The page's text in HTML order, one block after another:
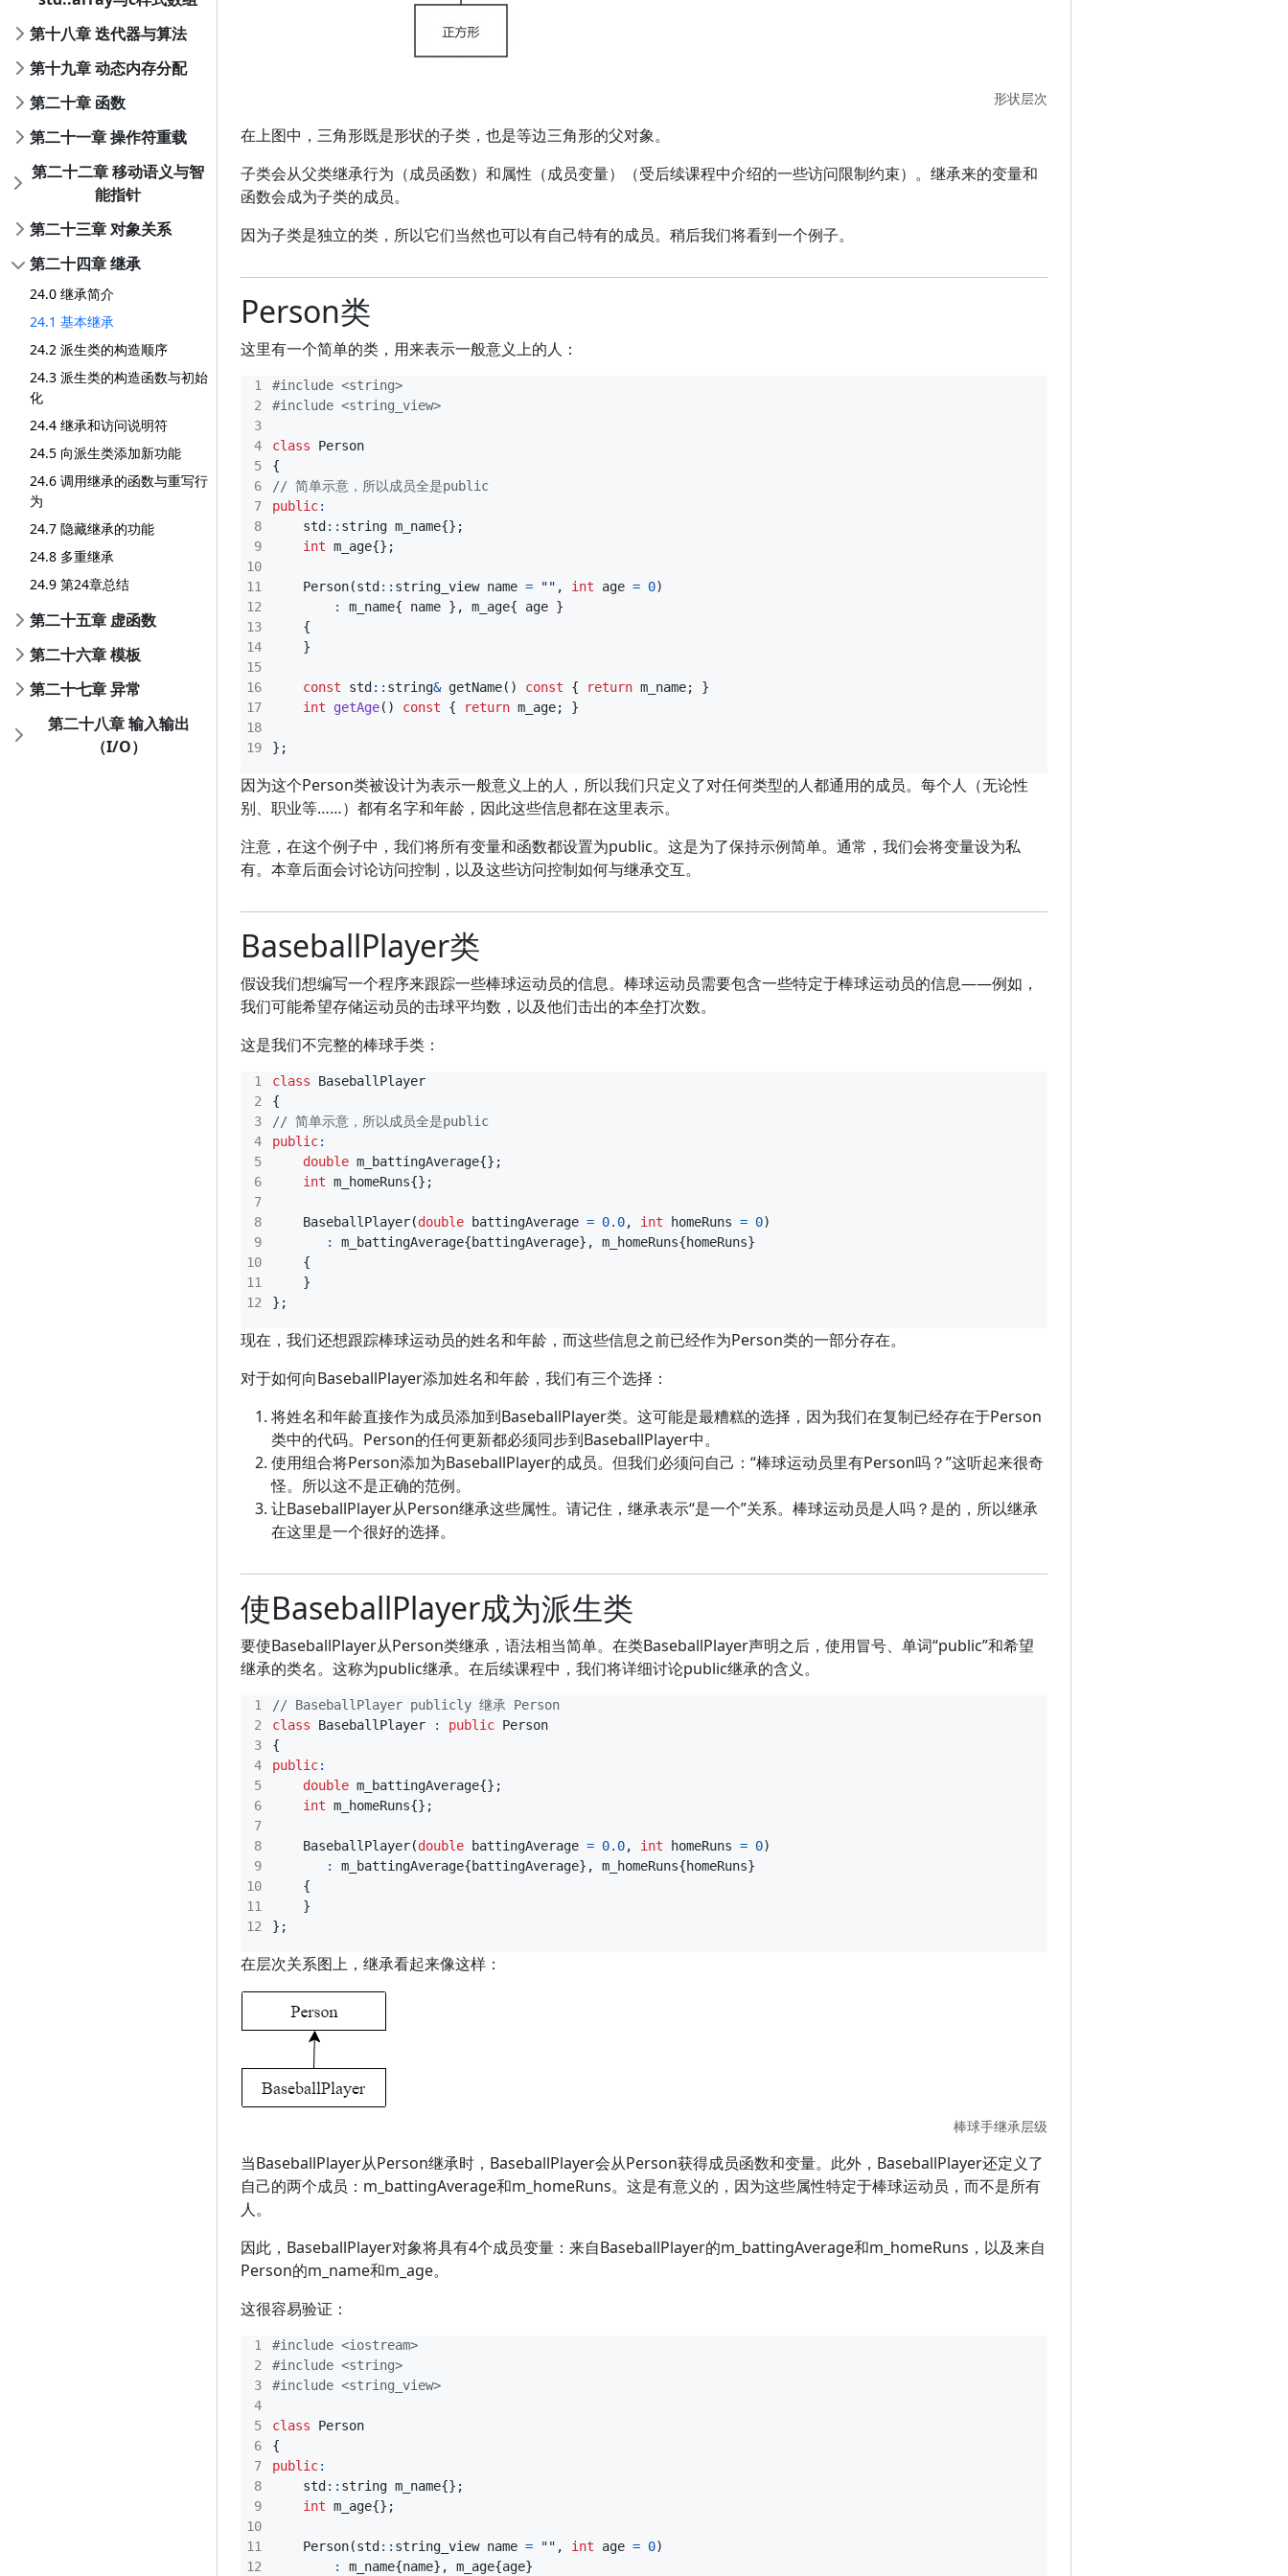
第十八章 迭代器与算法
第十九章 动态内存分配
第二十章 函数
第二十一章 操作符重载
第二十二章 移动语义与智
能指针
第二十三章 对象关系
第二十四章 继承
24.0 继承简介
24.1 基本继承
24.2 派生类的构造顺序
24.3 派生类的构造函数与初始
化
24.4 继承和访问说明符
24.5 向派生类添加新功能
24.6 调用继承的函数与重写行
为
24.7 隐藏继承的功能
24.8 多重继承
24.9 第24章总结
第二十五章 虚函数
第二十六章 模板
第二十七章 异常
第二十八章 输入输出
（I/O）
形状层次
在上图中，三角形既是形状的子类，也是等边三角形的父对象。
子类会从父类继承行为（成员函数）和属性（成员变量）（受后续课程中介绍的一些访问限制约束）。继承来的变量和
函数会成为子类的成员。
因为子类是独立的类，所以它们当然也可以有自己特有的成员。稍后我们将看到一个例子。
Person类
这里有一个简单的类，用来表示一般意义上的人：
3
4
5
6
7
8
9
10
13
14
15
16
17
18
19
#include <string>
#include <string_view>
class
Person
{
public:
std :: string m_name{};
int m_age{};
Person(std :: string_view name = "" , int age = 0)
:
m_name{ name }, m_age{ age }
{
}
const std :: string& getName() const { return m_name;
}
int
getAge() const { return m_age; }
};
因为这个Person类被设计为表示一般意义上的人，所以我们只定义了对任何类型的人都通用的成员。每个人（无论性
别、职业等……）都有名字和年龄，因此这些信息都在这里表示。
注意，在这个例子中，我们将所有变量和函数都设置为public。这是为了保持示例简单。通常，我们会将变量设为私
有。本章后面会讨论访问控制，以及这些访问控制如何与继承交互。
BaseballPlayer类
假设我们想编写一个程序来跟踪一些棒球运动员的信息。棒球运动员需要包含一些特定于棒球运动员的信息——例如，
我们可能希望存储运动员的击球平均数，以及他们击出的本垒打次数。
这是我们不完整的棒球手类：
3
4
5
6
7
8
9
10
class
BaseballPlayer
{
public:
double m_battingAverage{};
int m_homeRuns{};
BaseballPlayer(double battingAverage = 0.0, int homeRuns = 0)
:
m_battingAverage{battingAverage}, m_homeRuns{homeRuns}
{
}
};
现在，我们还想跟踪棒球运动员的姓名和年龄，而这些信息之前已经作为Person类的一部分存在。
对于如何向BaseballPlayer添加姓名和年龄，我们有三个选择：
将姓名和年龄直接作为成员添加到BaseballPlayer类。这可能是最糟糕的选择，因为我们在复制已经存在于Person
类中的代码。Person的任何更新都必须同步到BaseballPlayer中。
使用组合将Person添加为BaseballPlayer的成员。但我们必须问自己：“棒球运动员里有Person吗？”这听起来很奇
怪。所以这不是正确的范例。
让BaseballPlayer从Person继承这些属性。请记住，继承表示“是一个”关系。棒球运动员是人吗？是的，所以继承
在这里是一个很好的选择。
使BaseballPlayer成为派生类
要使BaseballPlayer从Person类继承，语法相当简单。在类BaseballPlayer声明之后，使用冒号、单词“public”和希望
继承的类名。这称为public继承。在后续课程中，我们将详细讨论public继承的含义。
3
4
5
6
7
8
9
10
class
BaseballPlayer : public Person
{
public:
double m_battingAverage{};
int m_homeRuns{};
BaseballPlayer(double battingAverage = 0.0, int homeRuns = 0)
:
m_battingAverage{battingAverage}, m_homeRuns{homeRuns}
{
}
};
在层次关系图上，继承看起来像这样：
棒球手继承层级
当BaseballPlayer从Person继承时，BaseballPlayer会从Person获得成员函数和变量。此外，BaseballPlayer还定义了
自己的两个成员：m_battingAverage和m_homeRuns。这是有意义的，因为这些属性特定于棒球运动员，而不是所有
人。
因此，BaseballPlayer对象将具有4个成员变量：来自BaseballPlayer的m_battingAverage和m_homeRuns，以及来自
Person的m_name和m_age。
这很容易验证：
3
4
5
6
7
8
9
10
#include <iostream>
#include <string>
#include <string_view>
class
Person
{
public:
std :: string m_name{};
int m_age{};
Person(std :: string_view name = "" , int age = 0)
:
m_name{name}, m_age{age}